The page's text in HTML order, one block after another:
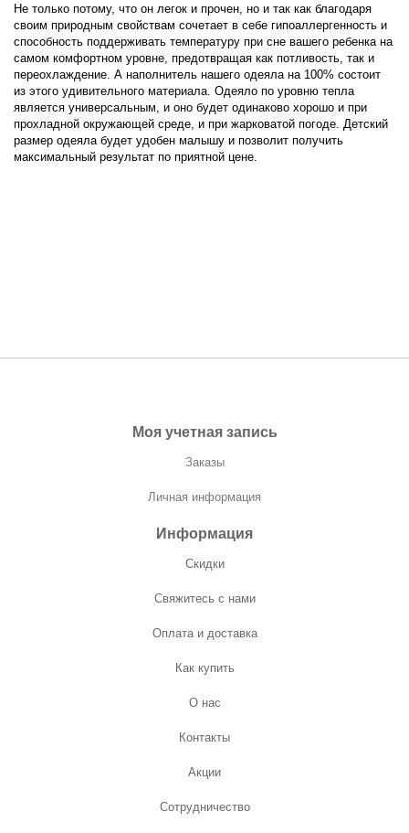
Не только потому, что он легок и прочен, но и так как благодаря
своим природным свойствам сочетает в себе гипоаллергенность и
способность поддерживать температуру при сне вашего ребенка на
самом комфортном уровне, предотвращая как потливость, так и
переохлаждение. А наполнитель нашего одеяла на 100% состоит
из этого удивительного материала. Одеяло по уровню тепла
является универсальным, и оно будет одинаково хорошо и при
прохладной окружающей среде, и при жарковатой погоде. Детский
размер одеяла будет удобен малышу и позволит получить
максимальный результат по приятной цене.
Моя учетная запись
Заказы
Личная информация
Информация
Скидки
Свяжитесь с нами
Оплата и доставка
Как купить
О нас
Контакты
Акции
Сотрудничество